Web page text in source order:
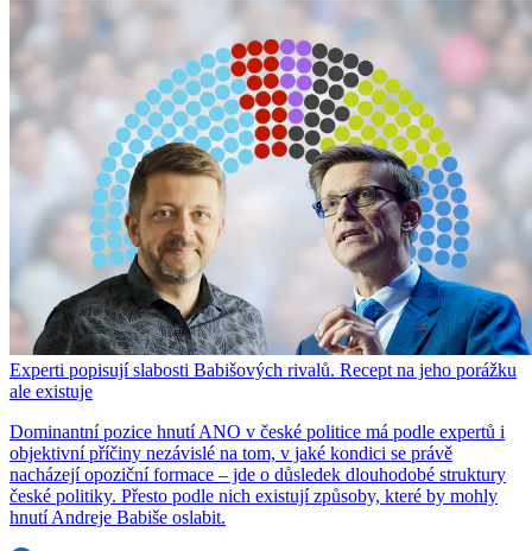
Experti popisují slabosti Babišových rivalů. Recept na jeho porážku
ale existuje
Dominantní pozice hnutí ANO v české politice má podle expertů i
objektivní příčiny nezávislé na tom, v jaké kondici se právě
nacházejí opoziční formace – jde o důsledek dlouhodobé struktury
české politiky. Přesto podle nich existují způsoby, které by mohly
hnutí Andreje Babiše oslabit.